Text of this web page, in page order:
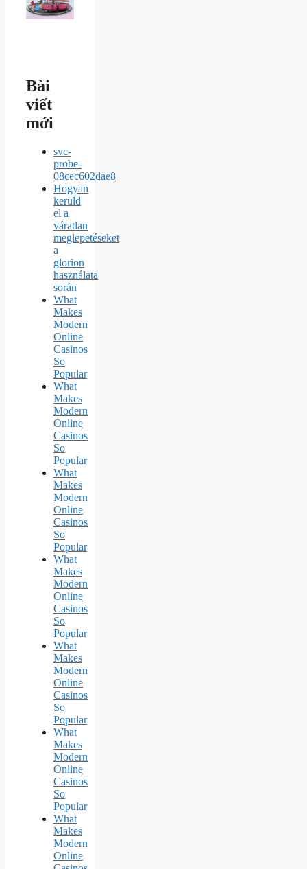
Bài
viết
mới
svc-
probe-
08cec602dae8
Hogyan
kerüld
el a
váratlan
meglepetéseket
a
glorion
használata
során
What
Makes
Modern
Online
Casinos
So
Popular
What
Makes
Modern
Online
Casinos
So
Popular
What
Makes
Modern
Online
Casinos
So
Popular
What
Makes
Modern
Online
Casinos
So
Popular
What
Makes
Modern
Online
Casinos
So
Popular
What
Makes
Modern
Online
Casinos
So
Popular
What
Makes
Modern
Online